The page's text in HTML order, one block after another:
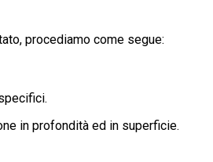
procediamo come segue:
in profondità ed in superficie.